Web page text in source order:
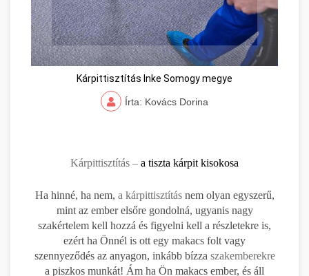
Kárpittisztítás Inke Somogy megye
Írta: Kovács Dorina
Kárpittisztítás – a tiszta kárpit kisokosa
Ha hinné, ha nem, a kárpittisztításnem olyan egyszerű,
mint az ember elsőre gondolná, ugyanis nagy
szakértelem kell hozzá és figyelni kell a részletekre is,
ezért ha Önnél is ott egy makacs folt vagy
szennyeződés az anyagon, inkább bízza szakemberekre
a piszkos munkát! Ám ha Ön makacs ember, és áll